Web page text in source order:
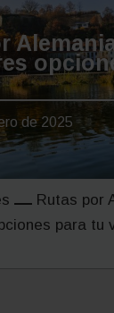
de 2025
Rutas por
para tu